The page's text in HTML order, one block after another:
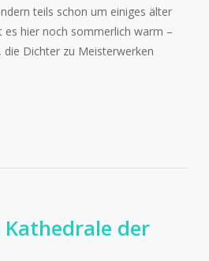
teils schon um einiges älter
es hier noch sommerlich warm –
Dichter zu Meisterwerken
Kathedrale der